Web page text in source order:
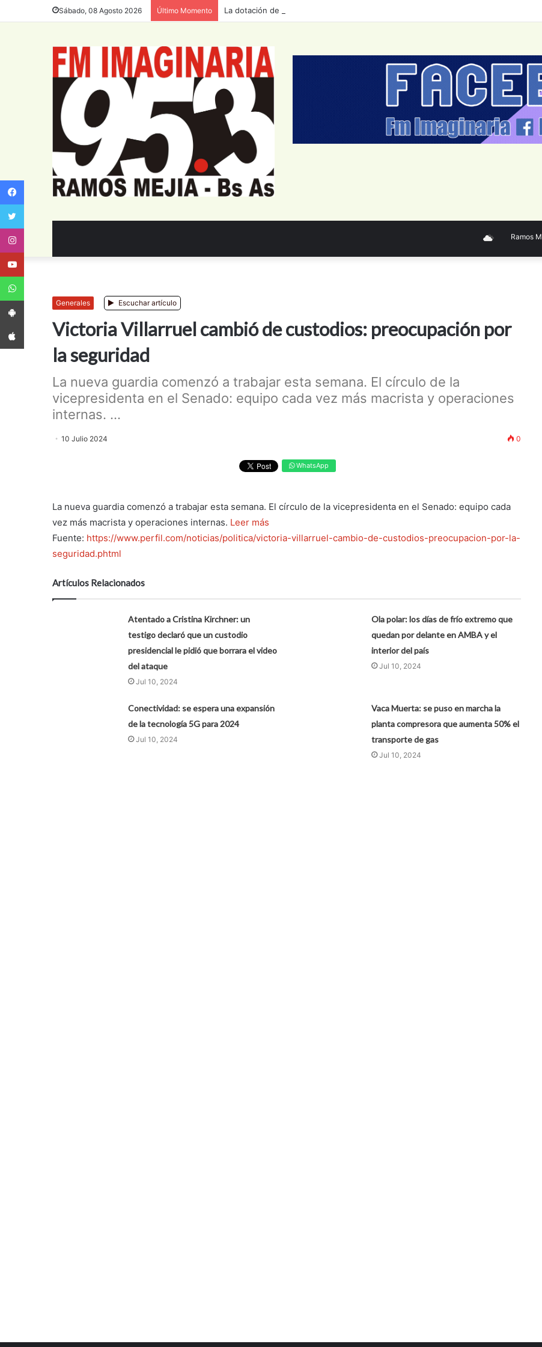
Sábado, 08 Agosto 2026 Último Momento La dotación de personal del Sector Público Nacional: datos a junio 2026
Ramos Mejía
Generales Escuchar artículo
Victoria Villarruel cambió de custodios: preocupación por
la seguridad
La nueva guardia comenzó a trabajar esta semana. El círculo de la
vicepresidenta en el Senado: equipo cada vez más macrista y operaciones
internas. ...
10 Julio 2024 0
WhatsApp
La nueva guardia comenzó a trabajar esta semana. El círculo de la vicepresidenta en el Senado: equipo cada
vez más macrista y operaciones internas. Leer más
Fuente: https://www.perfil.com/noticias/politica/victoria-villarruel-cambio-de-custodios-preocupacion-por-la-
seguridad.phtml
Artículos Relacionados
Atentado a Cristina Kirchner: un
testigo declaró que un custodio
presidencial le pidió que borrara el video
del ataque
Jul 10, 2024
Ola polar: los días de frío extremo que
quedan por delante en AMBA y el
interior del país
Jul 10, 2024
Conectividad: se espera una expansión
de la tecnología 5G para 2024
Jul 10, 2024
Vaca Muerta: se puso en marcha la
planta compresora que aumenta 50% el
transporte de gas
Jul 10, 2024
Facebook
App Android